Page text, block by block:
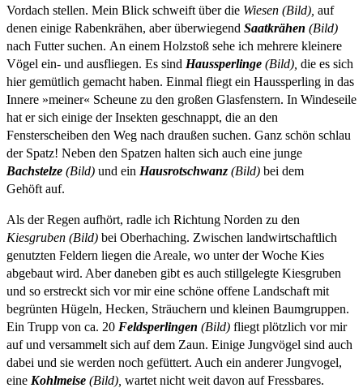
Vordach stellen. Mein Blick schweift über die Wiesen (Bild), auf
denen einige Rabenkrähen, aber überwiegend Saatkrähen (Bild)
nach Futter suchen. An einem Holzstoß sehe ich mehrere kleinere
Vögel ein- und ausfliegen. Es sind Haussperlinge (Bild), die es sich
hier gemütlich gemacht haben. Einmal fliegt ein Haussperling in das
Innere »meiner« Scheune zu den großen Glasfenstern. In Windeseile
hat er sich einige der Insekten geschnappt, die an den
Fensterscheiben den Weg nach draußen suchen. Ganz schön schlau
der Spatz! Neben den Spatzen halten sich auch eine junge
Bachstelze (Bild) und ein Hausrotschwanz (Bild) bei dem
Gehöft auf.
Als der Regen aufhört, radle ich Richtung Norden zu den
Kiesgruben (Bild) bei Oberhaching. Zwischen landwirtschaftlich
genutzten Feldern liegen die Areale, wo unter der Woche Kies
abgebaut wird. Aber daneben gibt es auch stillgelegte Kiesgruben
und so erstreckt sich vor mir eine schöne offene Landschaft mit
begrünten Hügeln, Hecken, Sträuchern und kleinen Baumgruppen.
Ein Trupp von ca. 20 Feldsperlingen (Bild) fliegt plötzlich vor mir
auf und versammelt sich auf dem Zaun. Einige Jungvögel sind auch
dabei und sie werden noch gefüttert. Auch ein anderer Jungvogel,
eine Kohlmeise (Bild), wartet nicht weit davon auf Fressbares.